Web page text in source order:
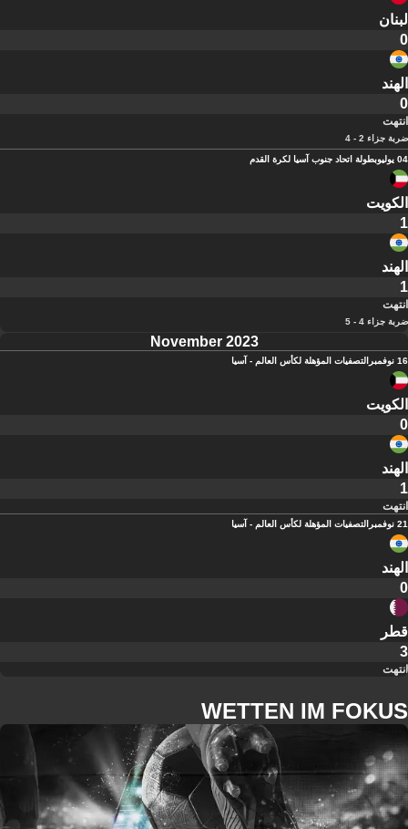
لبنان
0
الهند
0
انتهت
ضربة جزاء 2 - 4
04 يوليو بطولة اتحاد جنوب آسيا لكرة القدم
الكويت
1
الهند
1
انتهت
ضربة جزاء 4 - 5
November 2023
16 نوفمبر التصفيات المؤهلة لكأس العالم - آسيا
الكويت
0
الهند
1
انتهت
21 نوفمبر التصفيات المؤهلة لكأس العالم - آسيا
الهند
0
قطر
3
انتهت
WETTEN IM FOKUS